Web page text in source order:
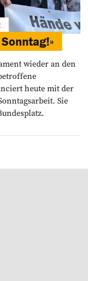
wieder an den
heute mit der
Sie